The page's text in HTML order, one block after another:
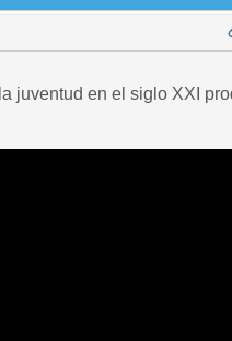
juventud en el siglo XXI